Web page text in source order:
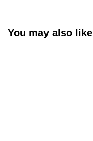
You may also like